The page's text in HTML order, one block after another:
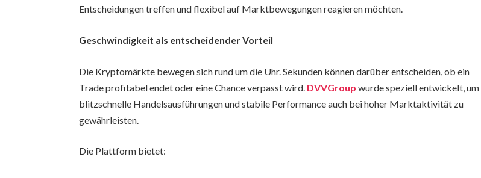
Entscheidungen treffen und flexibel auf Marktbewegungen reagieren möchten.
Geschwindigkeit als entscheidender Vorteil
Die Kryptomärkte bewegen sich rund um die Uhr. Sekunden können darüber entscheiden, ob ein
Trade profitabel endet oder eine Chance verpasst wird. DVVGroup wurde speziell entwickelt, um
blitzschnelle Handelsausführungen und stabile Performance auch bei hoher Marktaktivität zu
gewährleisten.
Die Plattform bietet: